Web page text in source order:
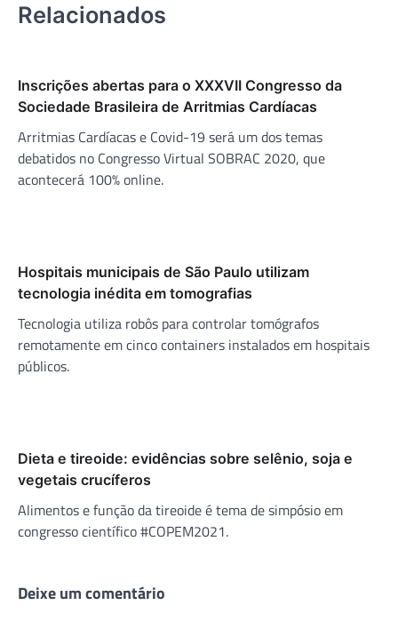
Relacionados
Inscrições abertas para o XXXVII Congresso da
Sociedade Brasileira de Arritmias Cardíacas
Arritmias Cardíacas e Covid-19 será um dos temas
debatidos no Congresso Virtual SOBRAC 2020, que
acontecerá 100% online.
Hospitais municipais de São Paulo utilizam
tecnologia inédita em tomografias
Tecnologia utiliza robôs para controlar tomógrafos
remotamente em cinco containers instalados em hospitais
públicos.
Dieta e tireoide: evidências sobre selênio, soja e
vegetais crucíferos
Alimentos e função da tireoide é tema de simpósio em
congresso científico #COPEM2021.
Deixe um comentário